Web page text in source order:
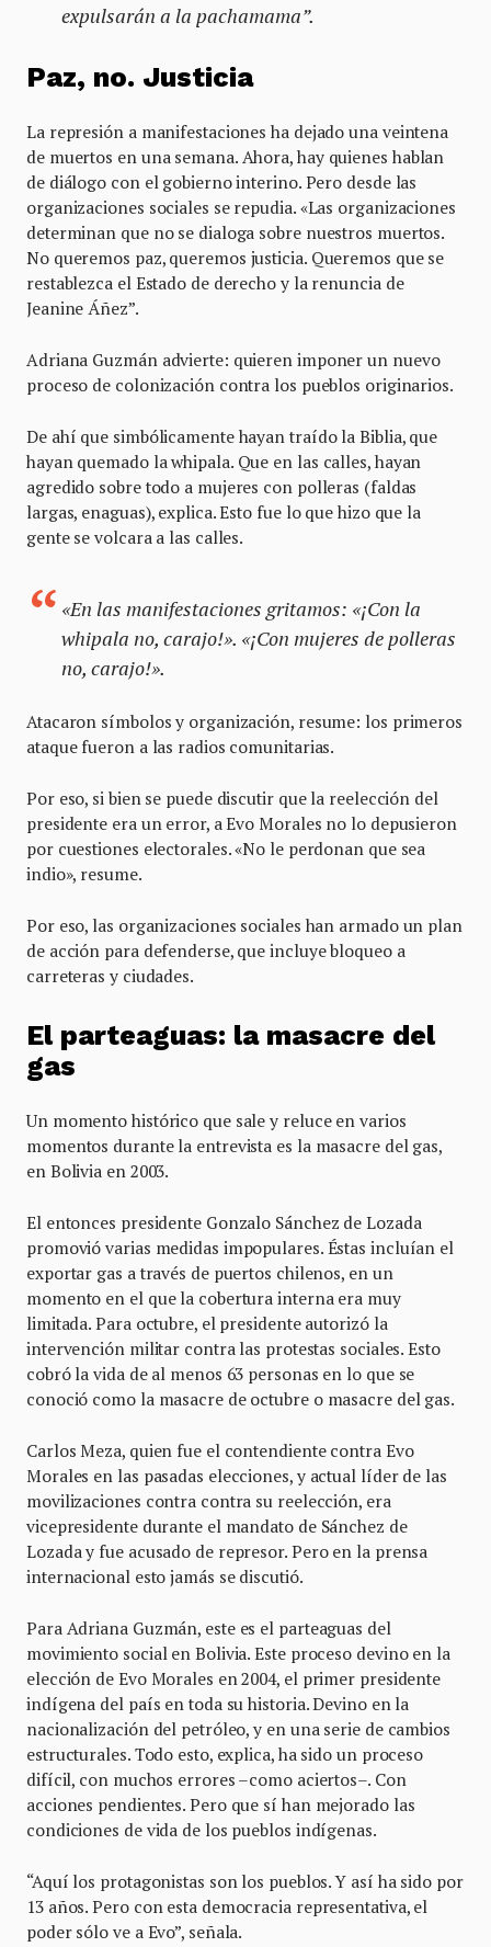
expulsarán a la pachamama”.
Paz, no. Justicia
La represión a manifestaciones ha dejado una veintena
de muertos en una semana. Ahora, hay quienes hablan
de diálogo con el gobierno interino. Pero desde las
organizaciones sociales se repudia. «Las organizaciones
determinan que no se dialoga sobre nuestros muertos.
No queremos paz, queremos justicia. Queremos que se
restablezca el Estado de derecho y la renuncia de
Jeanine Áñez”.
Adriana Guzmán advierte: quieren imponer un nuevo
proceso de colonización contra los pueblos originarios.
De ahí que simbólicamente hayan traído la Biblia, que
hayan quemado la whipala. Que en las calles, hayan
agredido sobre todo a mujeres con polleras (faldas
largas, enaguas), explica. Esto fue lo que hizo que la
gente se volcara a las calles.
«En las manifestaciones gritamos: «¡Con la
whipala no, carajo!». «¡Con mujeres de polleras
no, carajo!».
Atacaron símbolos y organización, resume: los primeros
ataque fueron a las radios comunitarias.
Por eso, si bien se puede discutir que la reelección del
presidente era un error, a Evo Morales no lo depusieron
por cuestiones electorales. «No le perdonan que sea
indio», resume.
Por eso, las organizaciones sociales han armado un plan
de acción para defenderse, que incluye bloqueo a
carreteras y ciudades.
El parteaguas: la masacre del
gas
Un momento histórico que sale y reluce en varios
momentos durante la entrevista es la masacre del gas,
en Bolivia en 2003.
El entonces presidente Gonzalo Sánchez de Lozada
promovió varias medidas impopulares. Éstas incluían el
exportar gas a través de puertos chilenos, en un
momento en el que la cobertura interna era muy
limitada. Para octubre, el presidente autorizó la
intervención militar contra las protestas sociales. Esto
cobró la vida de al menos 63 personas en lo que se
conoció como la masacre de octubre o masacre del gas.
Carlos Meza, quien fue el contendiente contra Evo
Morales en las pasadas elecciones, y actual líder de las
movilizaciones contra contra su reelección, era
vicepresidente durante el mandato de Sánchez de
Lozada y fue acusado de represor. Pero en la prensa
internacional esto jamás se discutió.
Para Adriana Guzmán, este es el parteaguas del
movimiento social en Bolivia. Este proceso devino en la
elección de Evo Morales en 2004, el primer presidente
indígena del país en toda su historia. Devino en la
nacionalización del petróleo, y en una serie de cambios
estructurales. Todo esto, explica, ha sido un proceso
difícil, con muchos errores –como aciertos–. Con
acciones pendientes. Pero que sí han mejorado las
condiciones de vida de los pueblos indígenas.
“Aquí los protagonistas son los pueblos. Y así ha sido por
13 años. Pero con esta democracia representativa, el
poder sólo ve a Evo”, señala.